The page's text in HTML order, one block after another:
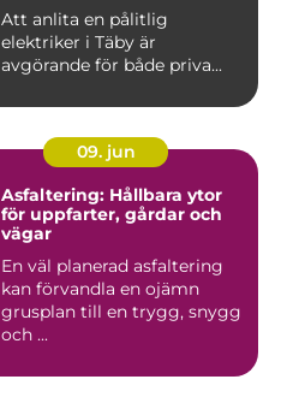
Att anlita en pålitlig
elektriker i Täby är
avgörande för både priva...
09. jun
Asfaltering: Hållbara ytor
för uppfarter, gårdar och
vägar
En väl planerad asfaltering
kan förvandla en ojämn
grusplan till en trygg, snygg
och ...